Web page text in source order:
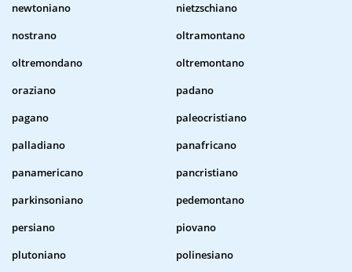
newtoniano
nietzschiano
nostrano
oltramontano
oltremondano
oltremontano
oraziano
padano
pagano
paleocristiano
palladiano
panafricano
panamericano
pancristiano
parkinsoniano
pedemontano
persiano
piovano
plutoniano
polinesiano